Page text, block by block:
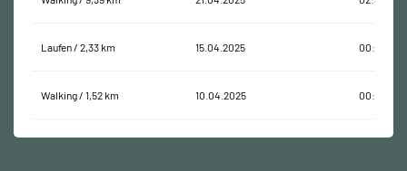
Laufen / 2,33 km 15.04.2025 00:56:19
Walking / 1,52 km 10.04.2025 00:17:00